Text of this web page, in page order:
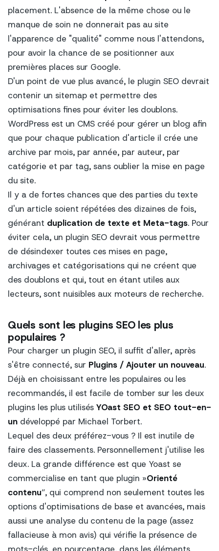
placement. L'absence de la même chose ou le
manque de soin ne donnerait pas au site
l'apparence de "qualité" comme nous l'attendons,
pour avoir la chance de se positionner aux
premières places sur Google.
D'un point de vue plus avancé, le plugin SEO devrait
contenir un sitemap et permettre des
optimisations fines pour éviter les doublons.
WordPress est un CMS créé pour gérer un blog afin
que pour chaque publication d'article il crée une
archive par mois, par année, par auteur, par
catégorie et par tag, sans oublier la mise en page
du site.
Il y a de fortes chances que des parties du texte
d'un article soient répétées des dizaines de fois,
générant duplication de texte et Meta-tags. Pour
éviter cela, un plugin SEO devrait vous permettre
de désindexer toutes ces mises en page,
archivages et catégorisations qui ne créent que
des doublons et qui, tout en étant utiles aux
lecteurs, sont nuisibles aux moteurs de recherche.
Quels sont les plugins SEO les plus
populaires ?
Pour charger un plugin SEO, il suffit d'aller, après
s'être connecté, sur Plugins / Ajouter un nouveau.
Déjà en choisissant entre les populaires ou les
recommandés, il est facile de tomber sur les deux
plugins les plus utilisés YOast SEO et SEO tout-en-
un développé par Michael Torbert.
Lequel des deux préférez-vous ? Il est inutile de
faire des classements. Personnellement j'utilise les
deux. La grande différence est que Yoast se
commercialise en tant que plugin »Orienté
contenu”, qui comprend non seulement toutes les
options d'optimisations de base et avancées, mais
aussi une analyse du contenu de la page (assez
fallacieuse à mon avis) qui vérifie la présence de